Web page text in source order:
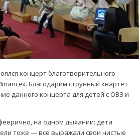
концерт благотворительного
Благодарим струнный квартет
данного концерта для детей с ОВЗ и
на одном дыхании: дети
тоже — все выражали свои чистые